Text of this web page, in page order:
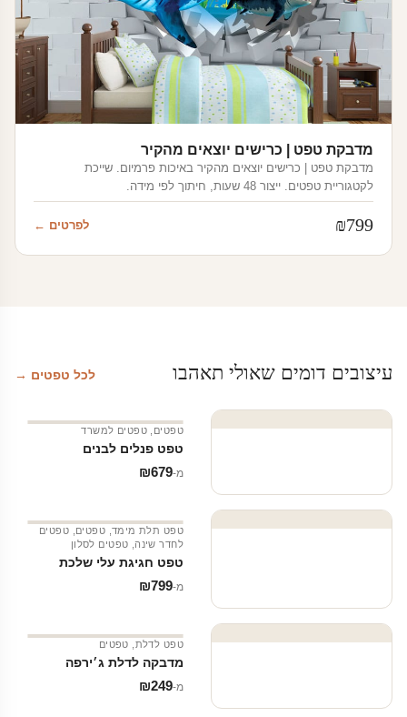
מדבקת טפט | כרישים יוצאים מהקיר
מדבקת טפט | כרישים יוצאים מהקיר באיכות פרמיום. שייכת
לקטגוריית טפטים. ייצור 48 שעות, חיתוך לפי מידה.
₪799 לפרטים ←
עיצובים דומים שאולי תאהבו לכל טפטים →
טפטים , טפטים למשרד
טפט פנלים לבנים
מ‑ ₪679
טפט תלת מימד, טפטים, טפטים
לחדר שינה, טפטים לסלון
טפט חגיגת עלי שלכת
מ‑ ₪799
טפט לדלת, טפטים
מדבקה לדלת ג׳ירפה
מ‑ ₪249